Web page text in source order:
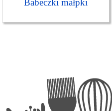
Babeczki małpki